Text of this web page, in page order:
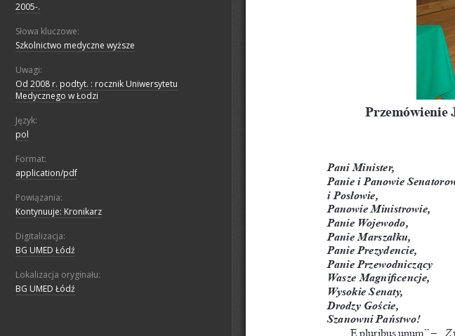
2005-.
Słowa kluczowe:
Szkolnictwo medyczne wyższe
Uwagi:
Od 2008 r. podtyt. : rocznik Uniwersytetu
Medycznego w Łodzi
Język:
pol
Format:
application/pdf
Powiązania:
Kontynuuje: Kronikarz
Digitalizacja:
BG UMED Łódź
Lokalizacja oryginału:
BG UMED Łódź